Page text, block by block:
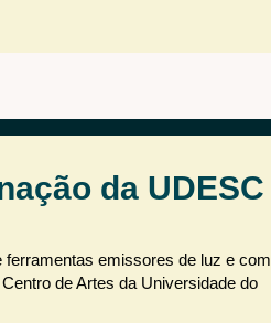
da UDESC
ferramentas emissores de luz e com
de Artes da Universidade do